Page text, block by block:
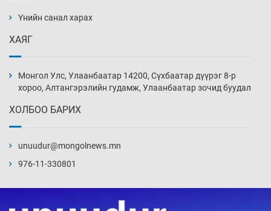
нэмэгджээ
6 цаг 9 мин
6 цаг 39 мин
7 цаг 9 мин
Үнийн санал харах
ХАЯГ
Монгол Улс, Улаанбаатар 14200, Сүхбаатар дүүрэг 8-р
хороо, Алтангэрэлийн гудамж, Улаанбаатар зочид буудал
ХОЛБОО БАРИХ
unuudur@mongolnews.mn
976-11-330801